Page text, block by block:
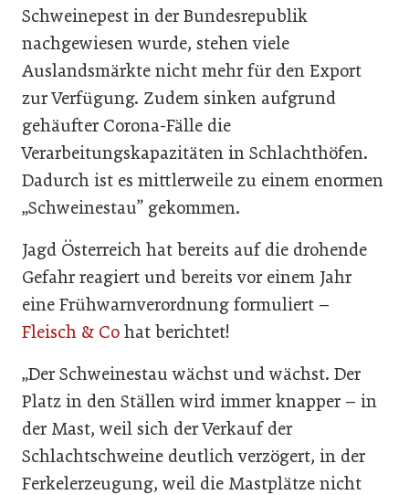
Schweinepest in der Bundesrepublik
nachgewiesen wurde, stehen viele
Auslandsmärkte nicht mehr für den Export
zur Verfügung. Zudem sinken aufgrund
gehäufter Corona-Fälle die
Verarbeitungskapazitäten in Schlachthöfen.
Dadurch ist es mittlerweile zu einem enormen
„Schweinestau” gekommen.
Jagd Österreich hat bereits auf die drohende
Gefahr reagiert und bereits vor einem Jahr
eine Frühwarnverordnung formuliert –
Fleisch & Co hat berichtet!
„Der Schweinestau wächst und wächst. Der
Platz in den Ställen wird immer knapper – in
der Mast, weil sich der Verkauf der
Schlachtschweine deutlich verzögert, in der
Ferkelerzeugung, weil die Mastplätze nicht